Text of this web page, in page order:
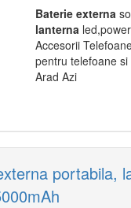
Baterie externa
lanterna
Accesorii
pentru telefoane
Arad Azi
portabila,